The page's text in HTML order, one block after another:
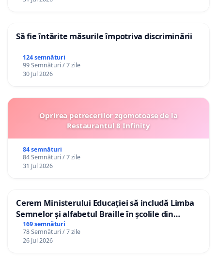
Să fie întărite măsurile împotriva discriminării
124 semnături
99 Semnături / 7 zile
30 Jul 2026
Oprirea petrecerilor zgomotoase de la
Restaurantul 8 Infinity
84 semnături
84 Semnături / 7 zile
31 Jul 2026
Cerem Ministerului Educației să includă Limba
Semnelor și alfabetul Braille în școlile din
Republica Moldova!
169 semnături
78 Semnături / 7 zile
26 Jul 2026